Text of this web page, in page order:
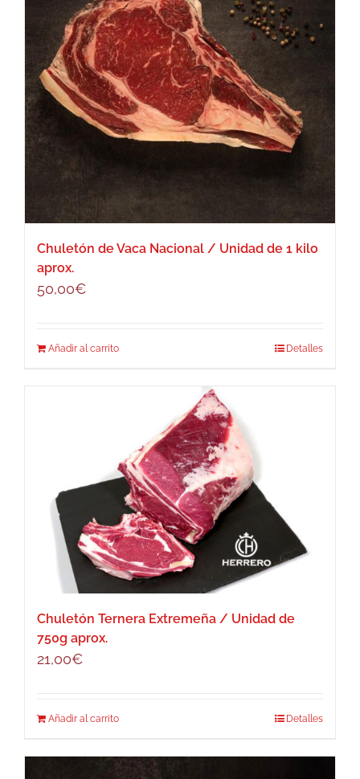
Chuletón de Vaca Nacional / Unidad de 1 kilo
aprox.
50,00€
Añadir al carrito Detalles
Chuletón Ternera Extremeña / Unidad de
750g aprox.
21,00€
Añadir al carrito Detalles